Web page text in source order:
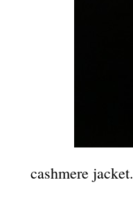
cashmere jacket.